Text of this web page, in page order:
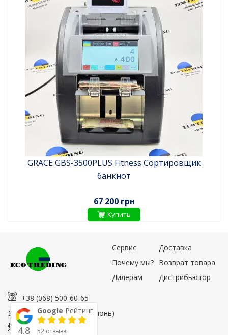
GRACE GBS-3500PLUS Fitness Сортировщик
банкнот
67 200 грн
Купить
Сервис
Почему мы?
Дилерам
Доставка
Возврат товара
Дистрибьютор
+38 (068) 500-60-65
Луговая 9, Киев (Оболонь)
[email protected]
4.8
Google Рейтинг
52 отзыва